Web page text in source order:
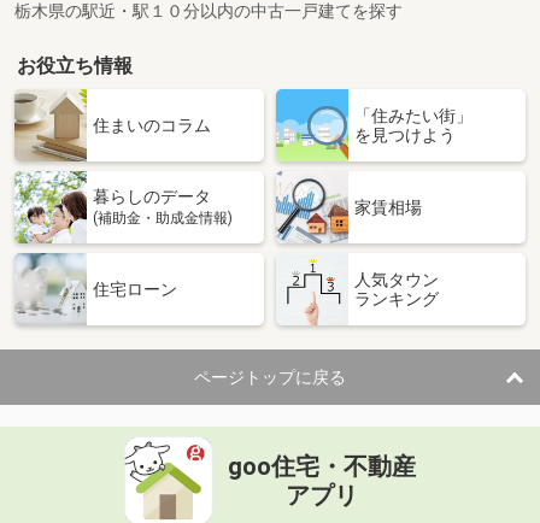
土地面積 526.27m²
栃木県宇都宮市鶴田町
価 格
2,399万円
栃木県宇都宮市鶴田町
建物面積 125.03m²
土地面積
230.69m²
栃木県宇都宮市立伏町
住 所
栃木県宇都宮市立伏町
建物面積 124.57m²
土地面積 217.68m²
栃木県宇都宮市ゆいの杜４
価 格
3,580万円
住 所
栃木県宇都宮市ゆいの杜４
栃木県の駅近・駅１０分以内の中古一戸建てを探す
お役立ち情報
住まいのコラム
「住みたい街」
を見つけよう
暮らしのデータ
(補助金・助成金情報)
家賃相場
住宅ローン
人気タウン
ランキング
ページトップに戻る
goo住宅・不動産
アプリ